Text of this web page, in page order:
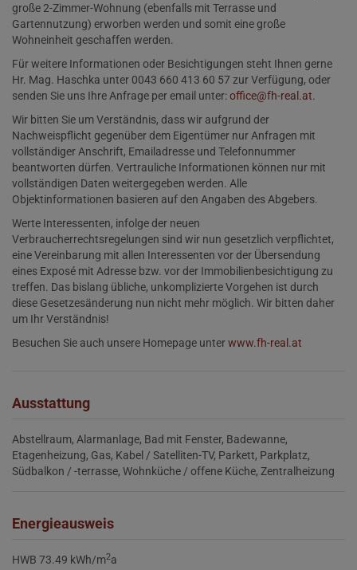
große 2-Zimmer-Wohnung (ebenfalls mit Terrasse und
Gartennutzung) erworben werden und somit eine große
Wohneinheit geschaffen werden.
Für weitere Informationen oder Besichtigungen steht Ihnen gerne
Hr. Mag. Haschka unter 0043 660 413 60 57 zur Verfügung, oder
senden Sie uns Ihre Anfrage per email unter:office@fh-real.at.
Wir bitten Sie um Verständnis, dass wir aufgrund der
Nachweispflicht gegenüber dem Eigentümer nur Anfragen mit
vollständiger Anschrift, Emailadresse und Telefonnummer
beantworten dürfen. Vertrauliche Informationen können nur mit
vollständigen Daten weitergegeben werden. Alle
Objektinformationen basieren auf den Angaben des Abgebers.
Werte Interessenten, infolge der neuen
Verbraucherrechtsregelungen sind wir nun gesetzlich verpflichtet,
eine Vereinbarung mit allen Interessenten vor der Übersendung
eines Exposé mit Adresse bzw. vor der Immobilienbesichtigung zu
treffen. Das bislang übliche, unkomplizierte Vorgehen ist durch
diese Gesetzesänderung nun nicht mehr möglich. Wir bitten daher
um Ihr Verständnis!
Besuchen Sie auch unsere Homepage unterwww.fh-real.at
Ausstattung
Abstellraum Alarmanlage Bad mit Fenster Badewanne
Etagenheizung Gas Kabel / Satelliten-TV Parkett Parkplatz
Südbalkon / -terrasse Wohnküche / offene Küche Zentralheizung
Energieausweis
HWB 73.49 kWh/m2a